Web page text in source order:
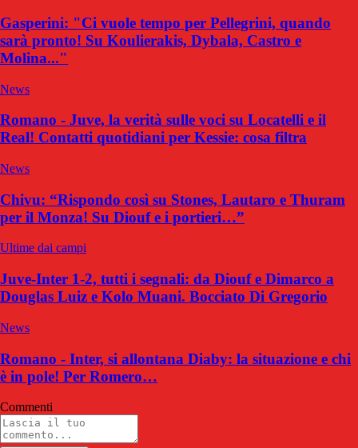
Gasperini: "Ci vuole tempo per Pellegrini, quando
sarà pronto! Su Koulierakis, Dybala, Castro e
Molina..."
News
Romano - Juve, la verità sulle voci su Locatelli e il
Real! Contatti quotidiani per Kessie: cosa filtra
News
Chivu: “Rispondo così su Stones, Lautaro e Thuram
per il Monza! Su Diouf e i portieri…”
Ultime dai campi
Juve-Inter 1-2, tutti i segnali: da Diouf e Dimarco a
Douglas Luiz e Kolo Muani. Bocciato Di Gregorio
News
Romano - Inter, si allontana Diaby: la situazione e chi
è in pole! Per Romero…
Commenti